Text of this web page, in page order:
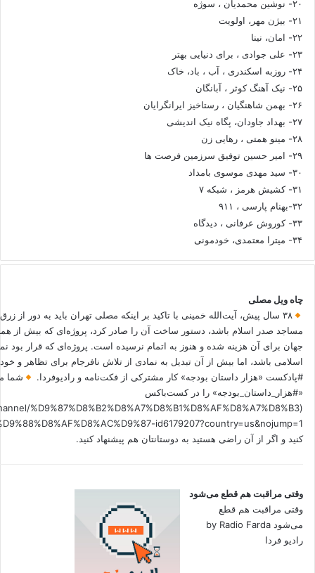
۲۰- نوشین محمدیان ، سوژه
۲۱- بیژن مهر، اولویت
۲۲- امان، نینا
۲۳- علی جوادی ، برای دنیایی بهتر
۲۴- روزبه اسکندری ، آب ، باد، خاک
۲۵- نیک آهنگ کوثر ، آبانگان
۲۶- بهمن شاهنگیان ، رستاخیز ایرانگرایان
۲۷- بهداد جاودان، پگاه نیک اندیشی
۲۸- مینو همتی ، رهایی زن
۲۹- امیر حسین توفیق سرزمین فرصت ها
۳۰- سید مهدی موسوی بامداد
۳۱- کشیش هرمز ، شبکه ۷
۳۲-بهنام پارسی ، ۹۱۱
۳۳- کوروش عرفانی ، دیدگاه
۳۴- میترا معتمدی، خودمونی
چاه ویل مصلی
۳۸ سال پیش، آیت‌الله خمینی با تاکید بر اینکه مصلی تهران باید به دور از
مساجد صدر اسلام باشد، دستور ساخت آن را صادر کرد، پروژه‌ای که بیش از
جهان برای آن هزینه شده و هنوز به اتمام نرسیده است. پروژه‌ای که قرار بود
اسلامی باشد، اما بیش از آن تبدیل به نمادی از تلاش نافرجام برای تظاهر و
#پادکست «هزار داستان بودجه» کار مشترکی از فکت‌نامه و رادیوفردا.
شما
«#هزار_داستان_بودجه» را در کست‌باکس
%D9%87%D8%B2%D8%A7%D8%B1%D8%AF%D8%A7%D8%B3
کنید و اگر از آن راضی هستید به دوستانتان هم پیشنهاد کنید.
وقتی مراقبت هم قطع می‌شود
وقتی مراقبت هم قطع
می‌شود by Radio Farda
رادیو فردا